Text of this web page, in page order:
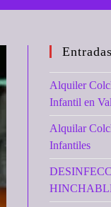
Alquiler
Infantil en
Alquilar
Infantiles